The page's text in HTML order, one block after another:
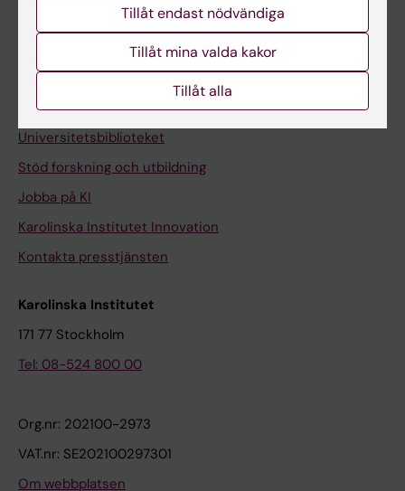
Medarbetare
Medarbetarportalen
Kontakta och besök KI
Universitetsbiblioteket
Stöd forskning och utbildning
Jobba på KI
Karolinska Institutet Innovation
Kontakta presstjänsten
Karolinska Institutet
171 77 Stockholm
Tel: 08-524 800 00
Org.nr: 202100-2973
VAT.nr: SE202100297301
Om webbplatsen
Tillåt endast nödvändiga
Tillåt mina valda kakor
Tillåt alla